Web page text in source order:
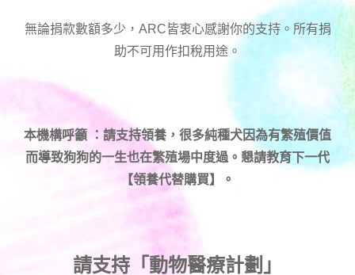
無論捐款數額多少，ARC皆衷心感謝你的支持。所有捐
助不可用作扣稅用途。
本機構呼籲 ：請支持領養，很多純種犬因為有繁殖價值
而導致狗狗的一生也在繁殖場中度過。懇請教育下一代
【領養代替購買】。
請支持「動物醫療計劃」